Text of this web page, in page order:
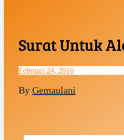
Surat Untuk
Februari 24, 2016
By Gemaulani